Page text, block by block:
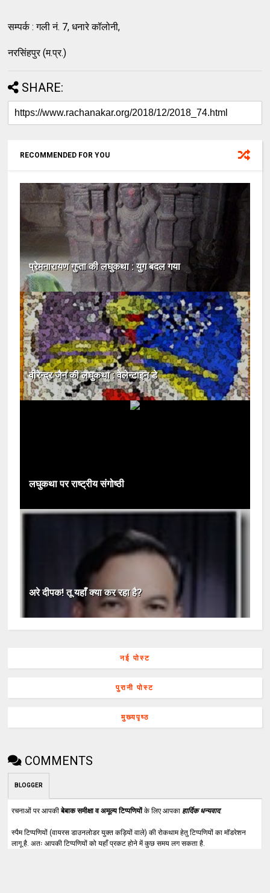
सम्पर्क : गली नं. 7, धनारे कॉलोनी,
नरसिंहपुर (म.प्र.)
SHARE:
RECOMMENDED FOR YOU
प्रेमनारायण गुप्ता की लघुकथा : युग बदल गया
वीरेन्द्र जैन की लघुकथा : वेलेन्टाइन डे
लघुकथा पर राष्ट्रीय संगोष्ठी
अरे दीपक! तू यहाँ क्या कर रहा है?
नई पोस्ट
पुरानी पोस्ट
मुख्यपृष्ठ
COMMENTS
BLOGGER
रचनाओं पर आपकीबेबाक समीक्षा व अमूल्य टिप्पणियोंके लिए आपका हार्दिक धन्यवाद.
स्पैम टिप्पणियों (वायरस डाउनलोडर युक्त कड़ियों वाले) की रोकथाम हेतु टिप्पणियों का मॉडरेशन
लागू है. अतः आपकी टिप्पणियों को यहाँ प्रकट होने में कुछ समय लग सकता है.